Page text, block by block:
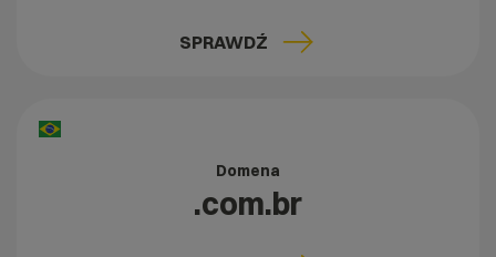
SPRAWDŹ
Domena
.com.br